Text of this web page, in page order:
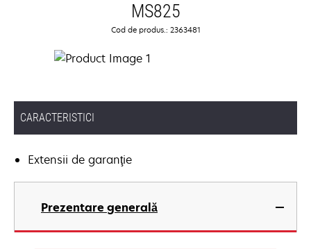
MS825
Cod de produs.: 2363481
CARACTERISTICI
Extensii de garanţie
Prezentare generală